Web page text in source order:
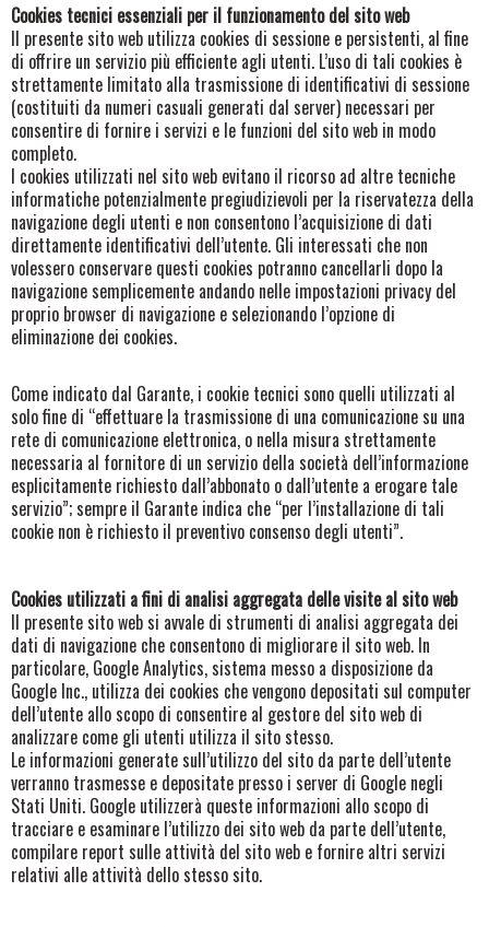
Cookies tecnici essenziali per il funzionamento del sito web
Il presente sito web utilizza cookies di sessione e persistenti, al fine
di offrire un servizio più efficiente agli utenti. L’uso di tali cookies è
strettamente limitato alla trasmissione di identificativi di sessione
(costituiti da numeri casuali generati dal server) necessari per
consentire di fornire i servizi e le funzioni del sito web in modo
completo.
I cookies utilizzati nel sito web evitano il ricorso ad altre tecniche
informatiche potenzialmente pregiudizievoli per la riservatezza della
navigazione degli utenti e non consentono l’acquisizione di dati
direttamente identificativi dell’utente. Gli interessati che non
volessero conservare questi cookies potranno cancellarli dopo la
navigazione semplicemente andando nelle impostazioni privacy del
proprio browser di navigazione e selezionando l’opzione di
eliminazione dei cookies.
Come indicato dal Garante, i cookie tecnici sono quelli utilizzati al
solo fine di “effettuare la trasmissione di una comunicazione su una
rete di comunicazione elettronica, o nella misura strettamente
necessaria al fornitore di un servizio della società dell’informazione
esplicitamente richiesto dall’abbonato o dall’utente a erogare tale
servizio”; sempre il Garante indica che “per l’installazione di tali
cookie non è richiesto il preventivo consenso degli utenti”.
Cookies utilizzati a fini di analisi aggregata delle visite al sito web
Il presente sito web si avvale di strumenti di analisi aggregata dei
dati di navigazione che consentono di migliorare il sito web. In
particolare, Google Analytics, sistema messo a disposizione da
Google Inc., utilizza dei cookies che vengono depositati sul computer
dell’utente allo scopo di consentire al gestore del sito web di
analizzare come gli utenti utilizza il sito stesso.
Le informazioni generate sull’utilizzo del sito da parte dell’utente
verranno trasmesse e depositate presso i server di Google negli
Stati Uniti. Google utilizzerà queste informazioni allo scopo di
tracciare e esaminare l’utilizzo dei sito web da parte dell’utente,
compilare report sulle attività del sito web e fornire altri servizi
relativi alle attività dello stesso sito.